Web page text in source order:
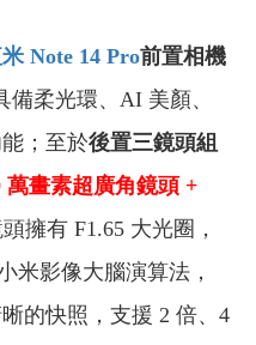
Note 14 Pro前置相機
備柔光環、AI 美顏、
；至於後置三鏡頭組
萬畫素超廣角鏡頭 +
擁有 F1.65 大光圈，
米影像大腦演算法，
的快照，支援 2 倍、4